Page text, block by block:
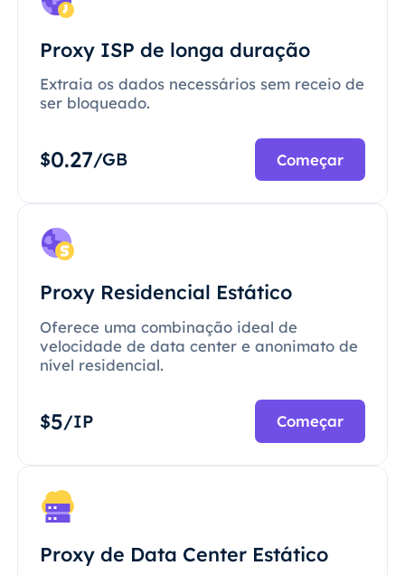
Proxy ISP de longa duração
Extraia os dados necessários sem receio de
ser bloqueado.
$0.27/GB Começar
Proxy Residencial Estático
Oferece uma combinação ideal de
velocidade de data center e anonimato de
nível residencial.
$5/IP Começar
Proxy de Data Center Estático